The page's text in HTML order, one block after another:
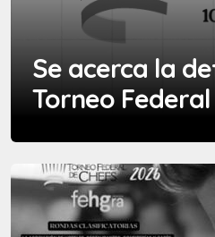
Se acerca la
Torneo